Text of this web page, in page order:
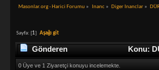
Masonlar.org - Harici Forumu » Inanc» Diger Inanclar »
Sayfa: [1]Aşağı git
Gönderen Konu:
0 Üye ve 1 Ziyaretçi konuyu incelemekte.